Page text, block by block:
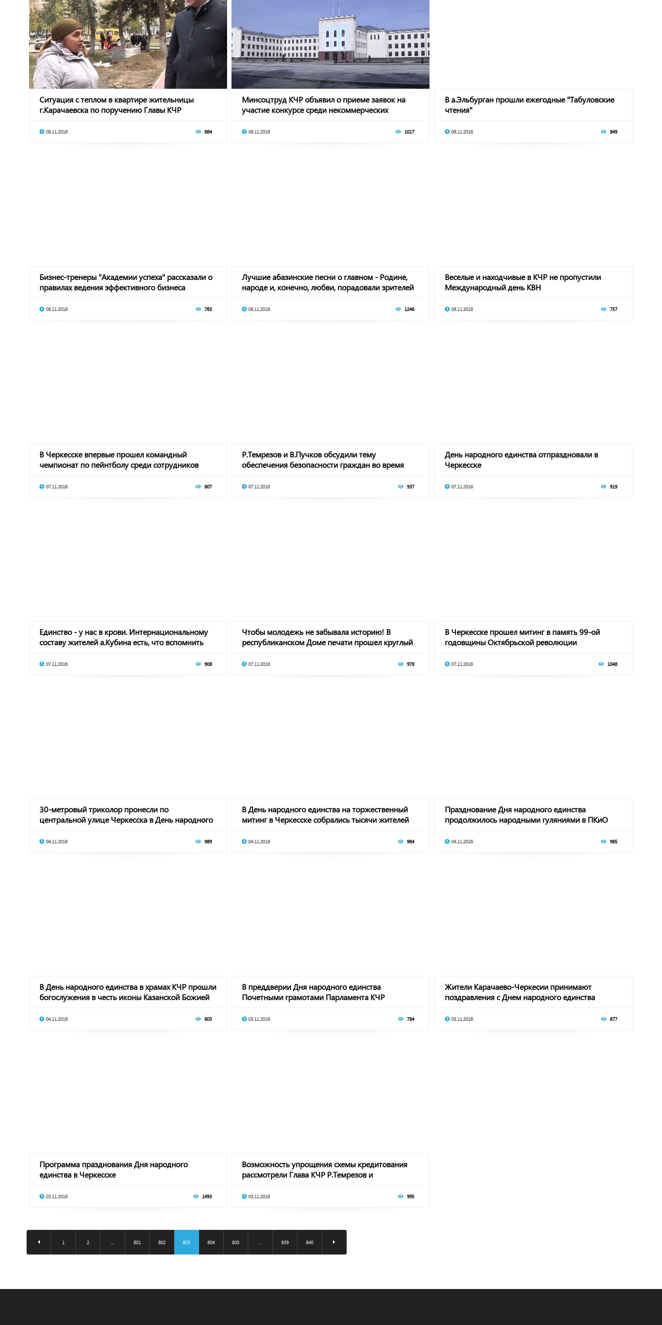
Ситуация с теплом в квартире жительницы
г.Карачаевска по поручению Главы КЧР
08.11.2016 864
Минсоцтруд КЧР объявил о приеме заявок на
участие конкурсе среди некоммерческих
08.11.2016 1017
В а.Эльбурган прошли ежегодные "Табуловские
чтения"
08.11.2016 849
Бизнес-тренеры "Академии успеха" рассказали о
правилах ведения эффективного бизнеса
08.11.2016 763
Лучшие абазинские песни о главном - Родине,
народе и, конечно, любви, порадовали зрителей
08.11.2016 1246
Веселые и находчивые в КЧР не пропустили
Международный день КВН
08.11.2016 757
В Черкесске впервые прошел командный
чемпионат по пейнтболу среди сотрудников
07.11.2016 807
Р.Темрезов и В.Пучков обсудили тему
обеспечения безопасности граждан во время
07.11.2016 937
День народного единства отпраздновали в
Черкесске
07.11.2016 919
Единство - у нас в крови. Интернациональному
составу жителей а.Кубина есть, что вспомнить
07.11.2016 908
Чтобы молодежь не забывала историю! В
республиканском Доме печати прошел круглый
07.11.2016 978
В Черкесске прошел митинг в память 99-ой
годовщины Октябрьской революции
07.11.2016 1048
30-метровый триколор пронесли по
центральной улице Черкесска в День народного
04.11.2016 989
В День народного единства на торжественный
митинг в Черкесске собрались тысячи жителей
04.11.2016 964
Празднование Дня народного единства
продолжилось народными гуляниями в ПКиО
04.11.2016 985
В День народного единства в храмах КЧР прошли
богослужения в честь иконы Казанской Божией
04.11.2016 803
В преддверии Дня народного единства
Почетными грамотами Парламента КЧР
03.11.2016 784
Жители Карачаево-Черкесии принимают
поздравления с Днем народного единства
03.11.2016 877
Программа празднования Дня народного
единства в Черкесске
03.11.2016 1493
Возможность упрощения схемы кредитования
рассмотрели Глава КЧР Р.Темрезов и
03.11.2016 995
1 2 801 802 803 804 805 839 840